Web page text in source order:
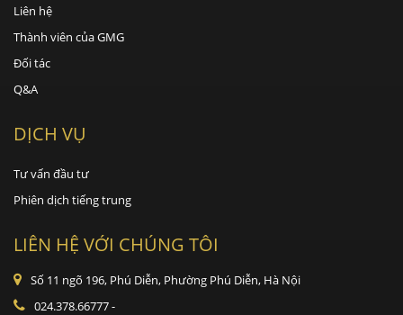
Liên hệ
Thành viên của GMG
Đối tác
Q&A
DỊCH VỤ
Tư vấn đầu tư
Phiên dịch tiếng trung
LIÊN HỆ VỚI CHÚNG TÔI
Số 11 ngõ 196, Phú Diễn, Phường Phú Diễn, Hà Nội
024.378.66777-